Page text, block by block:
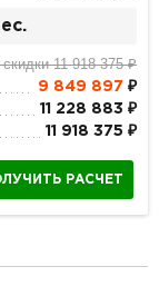
11 918 375 ₽
9 849 897 ₽
11 228 883 ₽
11 918 375 ₽
РАСЧЕТ